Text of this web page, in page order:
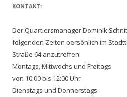
KONTAKT:
Der Quartiersmanager Dominik
folgenden Zeiten persönlich im
Straße 64 anzutreffen:
Montags, Mittwochs und Freitags
von 10:00 bis 12:00 Uhr
Dienstags und Donnerstags